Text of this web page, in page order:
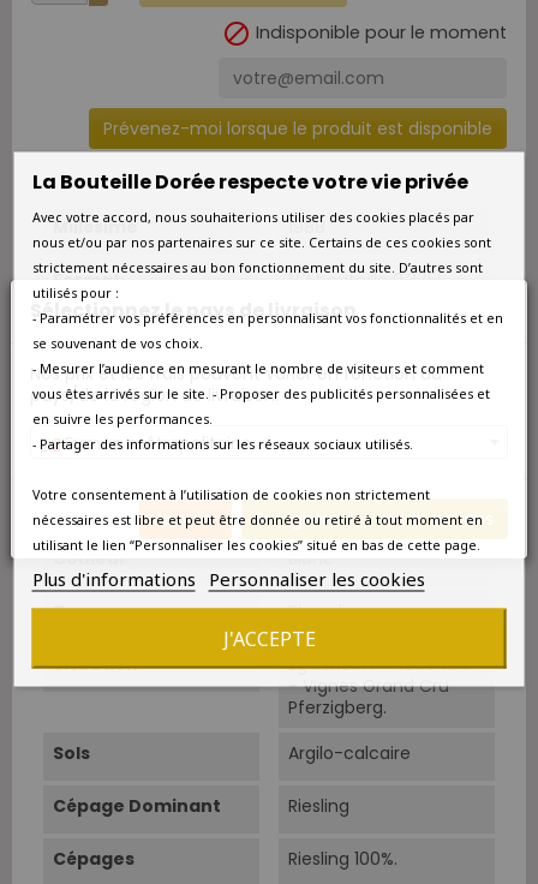
Sélectionnez le pays de livraison
Nos prix et les frais peuvent varier en fonction du
pays/de la région de livraison.
France métropolitaine
Annuler Enregistrer les modifications
 Indisponible pour le moment
Prévenez-moi lorsque le produit est disponible
Millésime 1988
Format 1/2 bouteille 0.375L
Qté/Colis
Pays France
Région Alsace
Appellation
Alsace Sélection de
Grains Nobles
Type Blanc liquoreux
Situation
Eguisheim - Haut-Rhin
- Vignes Grand Cru
Pferzigberg.
Sols
Argilo-calcaire
Cépage Dominant Riesling
Cépages Riesling 100%.
La Bouteille Dorée respecte votre vie privée
Avec votre accord, nous souhaiterions utiliser des cookies placés par
nous et/ou par nos partenaires sur ce site. Certains de ces cookies sont
strictement nécessaires au bon fonctionnement du site. D’autres sont
utilisés pour :
- Paramétrer vos préférences en personnalisant vos fonctionnalités et en
se souvenant de vos choix.
- Mesurer l’audience en mesurant le nombre de visiteurs et comment
vous êtes arrivés sur le site. - Proposer des publicités personnalisées et
en suivre les performances.
- Partager des informations sur les réseaux sociaux utilisés.
Votre consentement à l’utilisation de cookies non strictement
nécessaires est libre et peut être donnée ou retiré à tout moment en
utilisant le lien “Personnaliser les cookies” situé en bas de cette page.
Plus d'informations Personnaliser les cookies
J'ACCEPTE